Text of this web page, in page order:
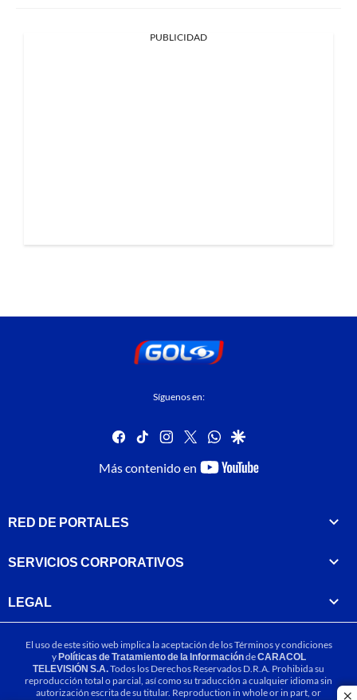
PUBLICIDAD
Síguenos en:
facebook
tiktok instagram
twitterwhatsapp
google
Más contenido en
youtube-
RED DE PORTALES
SERVICIOS CORPORATIVOS
LEGAL
El uso de este sitio web implica la aceptación de losTérminos y condiciones
yPolíticas de Tratamiento de la InformacióndeCARACOL
TELEVISIÓN S.A.Todos los Derechos Reservados D.R.A. Prohibida su
reproducción total o parcial, así como su traducción a cualquier idioma sin
autorización escrita de su titular. Reproduction in whole or in part, or